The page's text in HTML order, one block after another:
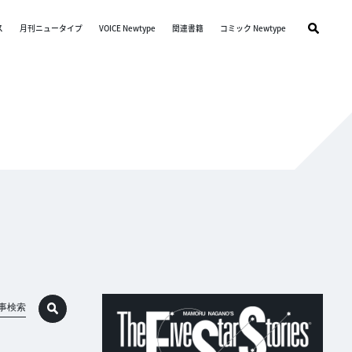
月刊ニュータイプ VOICE Newtype 関連書籍 コミック Newtype
検索